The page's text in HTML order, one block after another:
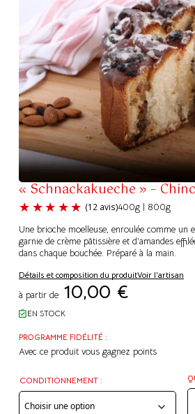
« Schnackakueche » –
(12 avis)
400g | 800g
Une brioche moelleuse, enroulée comme un
garnie de crème pâtissière et d’amandes
dans chaque bouchée. Préparé à la main.
Détails et composition du produitVoir l'artisan
à partir de 10,00 €
EN STOCK
PROGRAMME FIDÉLITÉ :
Avec ce produit vous gagnez points
CONDITIONNEMENT :